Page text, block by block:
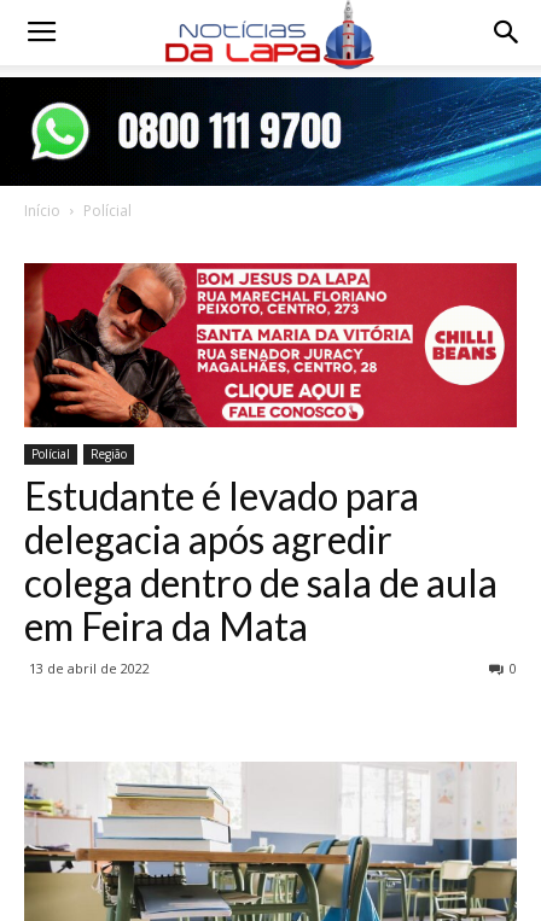
Notícias
Início Polícial
Polícial Região
Estudante é levado para
delegacia após agredir
colega dentro de sala de aula
em Feira da Mata
13 de abril de 2022 0